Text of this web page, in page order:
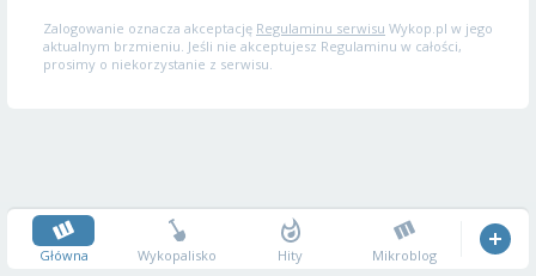
Zalogowanie oznacza akceptację Regulaminu serwisu Wykop.pl w jego
aktualnym brzmieniu. Jeśli nie akceptujesz Regulaminu w całości,
prosimy o niekorzystanie z serwisu.
Główna Wykopalisko Hity Mikroblog